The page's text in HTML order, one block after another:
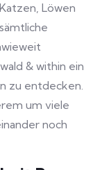
Löwen
& within ein
zu entdecken.
um viele
noch